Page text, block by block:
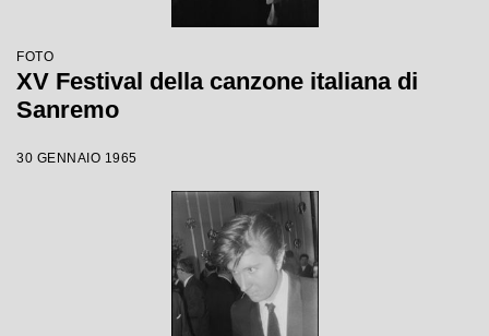
FOTO
XV Festival della canzone italiana di
Sanremo
30 GENNAIO 1965